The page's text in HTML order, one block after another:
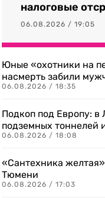
налоговые
06.08.2026 / 19:05
Юные «охотники на
насмерть забили
06.08.2026 / 18:35
Подкоп под Европу:
подземных тоннелей
06.08.2026 / 18:08
«Сантехника
Тюмени
06.08.2026 / 17:03